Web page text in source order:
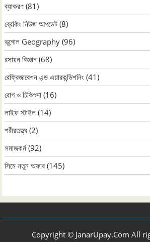
ব্যাকরণ (81)
ব্রেকিং নিউজ আপডেট (8)
ভূগোল Geography (96)
রসায়ন বিজ্ঞান (68)
রেফ্রিজারেশন এন্ড এয়ারকন্ডিশনিং (41)
রোগ ও চিকিৎসা (16)
লাইফ স্টাইল (14)
শরীরতত্ত্ব (2)
সমাজকর্ম(92)
সিমে নতুন ‍অফার (145)
Copyright © JanarUpay.Com All